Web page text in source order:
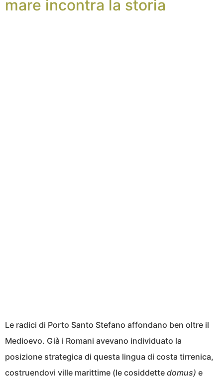
mare incontra la storia
Le radici di Porto Santo Stefano affondano ben oltre il
Medioevo. Già i Romani avevano individuato la
posizione strategica di questa lingua di costa tirrenica,
costruendovi ville marittime (le cosiddette domus) e